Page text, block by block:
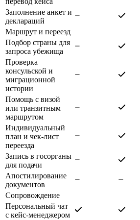
Заполнение анкет и
деклараций
Маршрут и переезд
Подбор страны для
запроса убежища
Проверка
консульской и
миграционной
истории
Помощь с визой
или транзитным
маршрутом
Индивидуальный
план и чек-лист
переезда
Запись в госорганы
для подачи
Апостилирование
документов
Сопровождение
Персональный чат
с кейс-менеджером